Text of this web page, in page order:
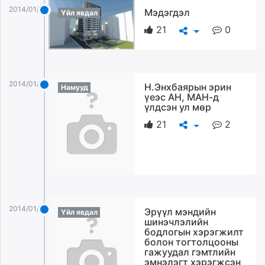
ikon.mn
shuud.mn
urlag.mn
unen.mn
2014/01/13 Үйл явдал
Мэдэгдэл
21
0
2014/01/13 Намууд
Н.Энхбаярын эрин
үеэс АН, МАН-д
үлдсэн ул мөр
21
2
2014/01/13 Үйл явдал
Эрүүл мэндийн
шинэчлэлийн
бодлогын хэрэгжилт
болон тогтолцооны
гажуудал гэмтлийн
эмнэлэгт хэрэгжсэн